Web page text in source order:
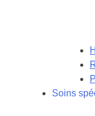
Soins